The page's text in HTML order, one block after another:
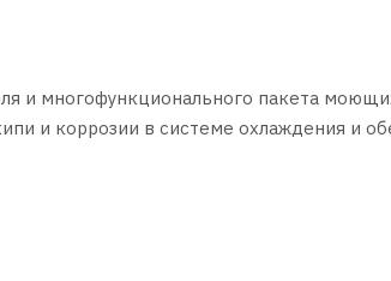
и многофункционального пакета
и коррозии в системе охлаждения и